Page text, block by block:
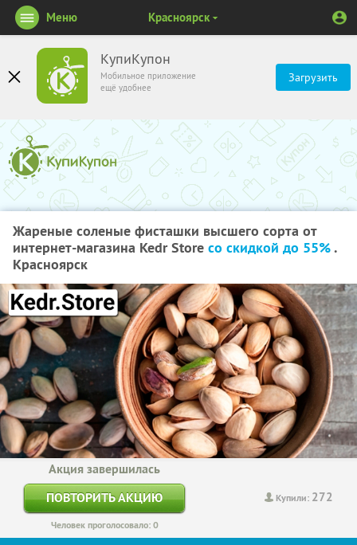
КупиКупон
Мобильное приложение
ещё удобнее
Загрузить
Меню Красноярск
Жареные соленые фисташки высшего сорта от
интернет-магазина Kedr Store со скидкой до 55%.
Красноярск
Купили: 272
Акция завершилась
ПОВТОРИТЬ АКЦИЮ
Человек проголосовало: 0